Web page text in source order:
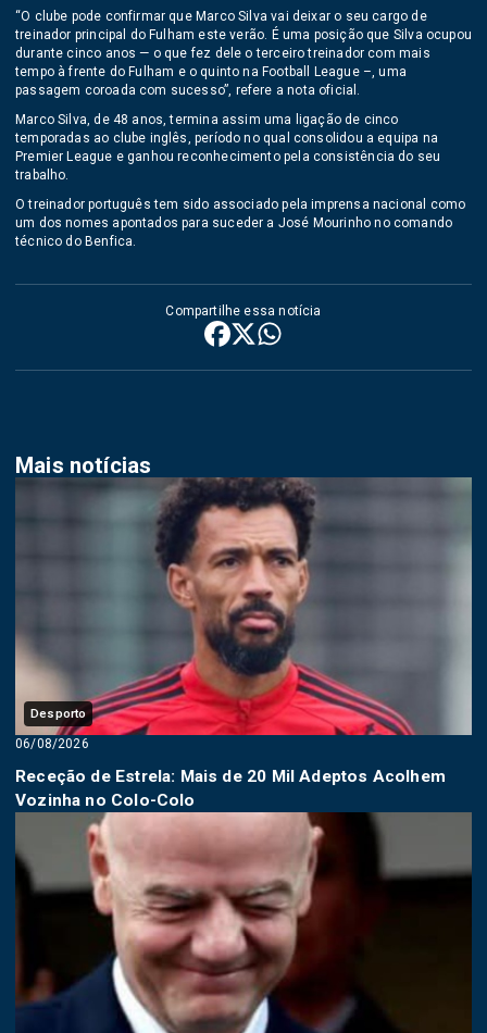
“O clube pode confirmar que Marco Silva vai deixar o seu cargo de
treinador principal do Fulham este verão. É uma posição que Silva ocupou
durante cinco anos — o que fez dele o terceiro treinador com mais
tempo à frente do Fulham e o quinto na Football League –, uma
passagem coroada com sucesso”, refere a nota oficial.
Marco Silva, de 48 anos, termina assim uma ligação de cinco
temporadas ao clube inglês, período no qual consolidou a equipa na
Premier League e ganhou reconhecimento pela consistência do seu
trabalho.
O treinador português tem sido associado pela imprensa nacional como
um dos nomes apontados para suceder a José Mourinho no comando
técnico do Benfica.
Compartilhe essa notícia
Mais notícias
Desporto
06/08/2026
Receção de Estrela: Mais de 20 Mil Adeptos Acolhem
Vozinha no Colo-Colo